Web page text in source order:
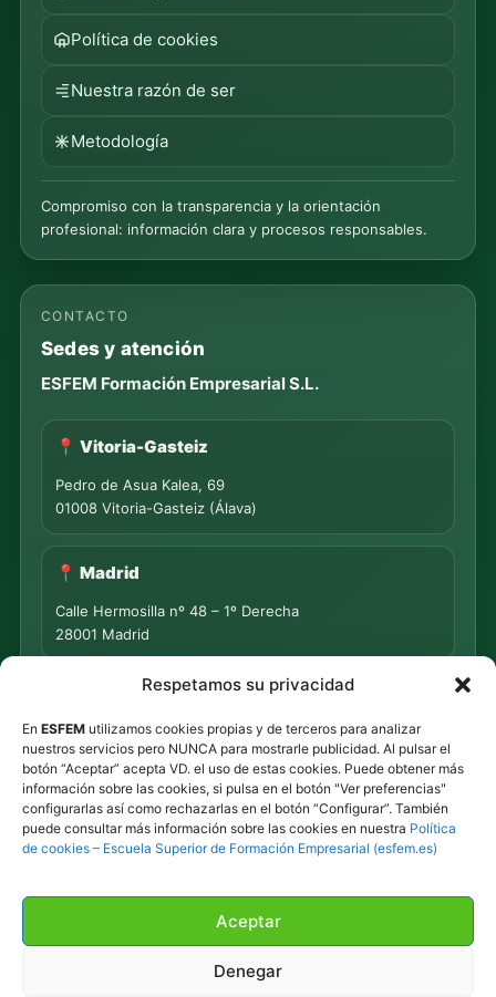
Respetamos su privacidad
En ESFEM utilizamos cookies propias y de terceros para analizar
nuestros servicios pero NUNCA para mostrarle publicidad. Al pulsar el
botón “Aceptar” acepta VD. el uso de estas cookies. Puede obtener más
información sobre las cookies, si pulsa en el botón "Ver preferencias"
configurarlas así como rechazarlas en el botón “Configurar”. También
puede consultar más información sobre las cookies en nuestra Política
de cookies – Escuela Superior de Formación Empresarial (esfem.es)
Aceptar
Denegar
Política de cookies
Nuestra razón de ser
Metodología
Compromiso con la transparencia y la orientación
profesional: información clara y procesos responsables.
CONTACTO
Sedes y atención
ESFEM Formación Empresarial S.L.
📍 Vitoria-Gasteiz
Pedro de Asua Kalea, 69
01008 Vitoria-Gasteiz (Álava)
📍 Madrid
Calle Hermosilla nº 48 – 1º Derecha
28001 Madrid
📍 PUNTO DE MEDIACIÓN S.L.
Rua Progreso Nº 155 – Entresuelo
32003 Ourense
Tel. 639 44 55 73·647 500 435
Tel. 945 492 491
Email info@esfem.net
Atención online en toda España · Respuesta ágil por
WhatsApp y correo.